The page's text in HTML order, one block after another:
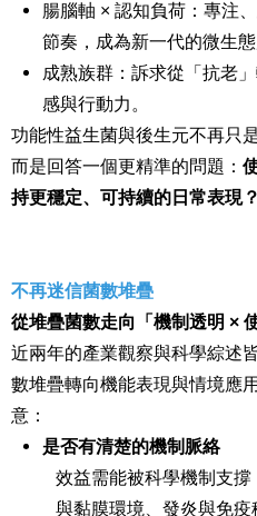
腸腦軸 × 認知負荷：專注
節奏，成為新一代的微生態
成熟族群：訴求從「抗老
感與行動力。
功能性益生菌與後生元不再只
而是回答一個更精準的問題：
持更穩定、可持續的日常表現？
不再迷信菌數堆疊
從堆疊菌數走向「機制透明 ×
近兩年的產業觀察與科學綜述
數堆疊轉向機能表現與情境應用
意：
是否有清楚的機制脈絡
效益需能被科學機制支
與黏膜環境、發炎與免疫